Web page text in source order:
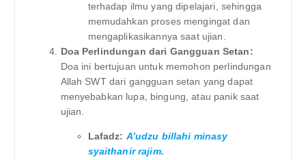
terhadap ilmu yang dipelajari, sehingga
memudahkan proses mengingat dan
mengaplikasikannya saat ujian.
Doa Perlindungan dari Gangguan Setan:
Doa ini bertujuan untuk memohon perlindungan
Allah SWT dari gangguan setan yang dapat
menyebabkan lupa, bingung, atau panik saat
ujian.
Lafadz: A’udzu billahi minasy
syaithanir rajim.